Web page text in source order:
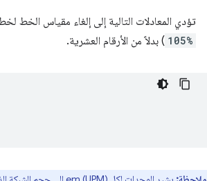
تؤدي المعادلات التالية إلى إلغاء مقياس
105% ) بدلاً من الأرقام العشرية.